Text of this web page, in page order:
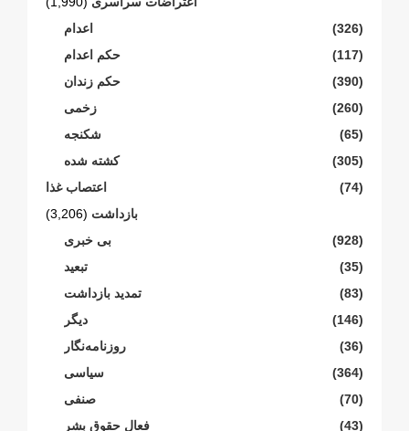
اعدام
(326)
حکم اعدام
(117)
حکم زندان
(390)
زخمی
(260)
شکنجە
(65)
کشته شده
(305)
اعتصاب غذا
(74)
بازداشت (3,206)
بی خبری
(928)
تبعید
(35)
تمدید بازداشت
(83)
دیگر
(146)
روزنامەنگار
(36)
سیاسی
(364)
صنفی
(70)
فعال حقوق بشر
(43)